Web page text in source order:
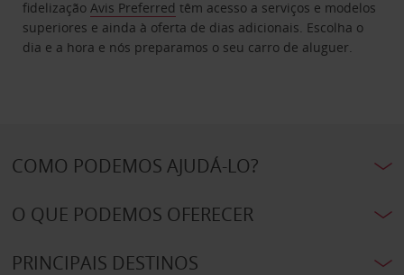
fidelizaçãoAvis Preferred têm acesso a serviços e modelos
superiores e ainda à oferta de dias adicionais. Escolha o
dia e a hora e nós preparamos o seu carro de aluguer.
COMO PODEMOS AJUDÁ-LO?
O QUE PODEMOS OFERECER
PRINCIPAIS DESTINOS